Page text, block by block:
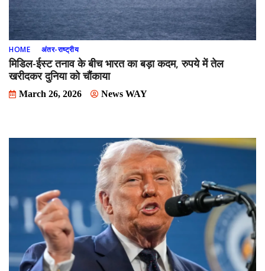
HOME अंतर-राष्ट्रीय
मिडिल-ईस्ट तनाव के बीच भारत का बड़ा कदम, रुपये में तेल
खरीदकर दुनिया को चौंकाया
March 26, 2026 News WAY